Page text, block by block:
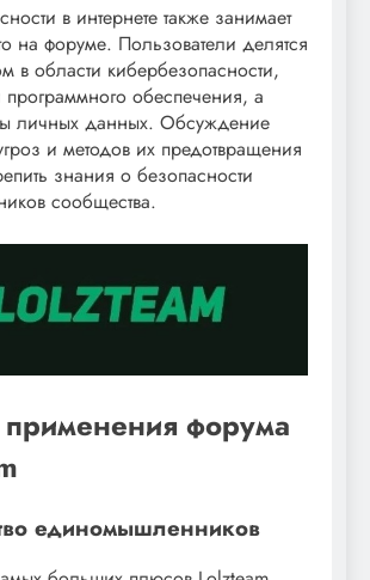
в интернете также занимает
на форуме. Пользователи делятся
в области кибербезопасности,
обеспечения, а
личных данных. Обсуждение
и методов их предотвращения
знания о безопасности
сообщества.
форума
единомышленников